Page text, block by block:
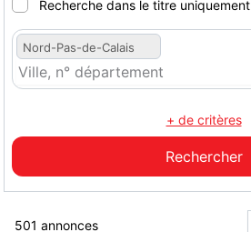
Recherche dans le titre uniquement
Nord-Pas-de-Calais
+ de critères
501 annonces